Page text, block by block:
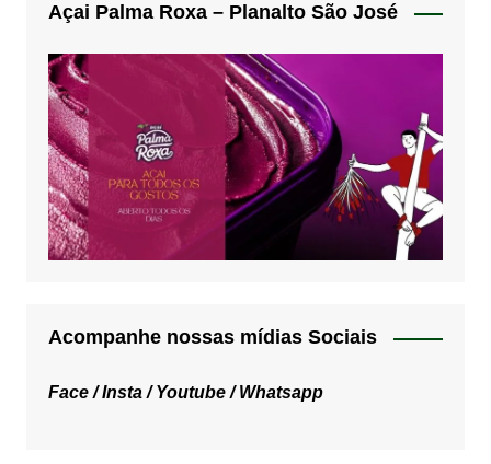
Açai Palma Roxa – Planalto São José
Acompanhe nossas mídias Sociais
Face /Insta /Youtube /Whatsapp